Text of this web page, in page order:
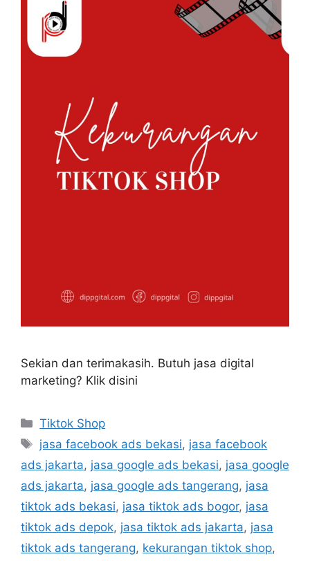
Sekian dan terimakasih. Butuh jasa digital
marketing? Klik disini
Tiktok Shop
jasa facebook ads bekasi, jasa facebook
ads jakarta, jasa google ads bekasi, jasa google
ads jakarta, jasa google ads tangerang, jasa
tiktok ads bekasi, jasa tiktok ads bogor, jasa
tiktok ads depok, jasa tiktok ads jakarta, jasa
tiktok ads tangerang, kekurangan tiktok shop,